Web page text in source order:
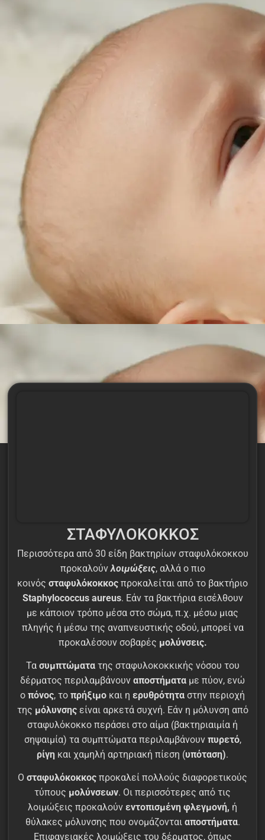
ΣΤΑΦΥΛΟΚΟΚΚΟΣ
Περισσότερα από 30 είδη βακτηρίων σταφυλόκοκκου
προκαλούν λοιμώξεις, αλλά ο πιο
κοινός σταφυλόκοκκος προκαλείται από το βακτήριο
Staphylococcus aureus. Εάν τα βακτήρια εισέλθουν
με κάποιον τρόπο μέσα στο σώμα, π.χ. μέσω μιας
πληγής ή μέσω της αναπνευστικής οδού, μπορεί να
προκαλέσουν σοβαρές μολύνσεις.
Τα συμπτώματατης σταφυλοκοκκικής νόσου του
δέρματος περιλαμβάνουν αποστήματα με πύον, ενώ
ο πόνος, το πρήξιμο και η ερυθρότητα στην περιοχή
της μόλυνσηςείναι αρκετά συχνή. Εάν η μόλυνση από
σταφυλόκοκκο περάσει στο αίμα (βακτηριαιμία ή
σηψαιμία) τα συμπτώματα περιλαμβάνουν πυρετό,
ρίγη και χαμηλή αρτηριακή πίεση (υπόταση).
Ο σταφυλόκοκκος προκαλεί πολλούς διαφορετικούς
τύπους μολύνσεων. Οι περισσότερες από τις
λοιμώξεις προκαλούν εντοπισμένη φλεγμονή, ή
θύλακες μόλυνσης που ονομάζονταιαποστήματα.
Επιφανειακές λοιμώξεις του δέρματος, όπως